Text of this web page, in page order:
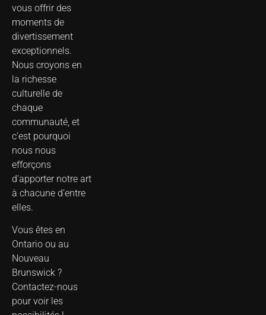
vous offrir des
moments de
divertissement
exceptionnels.
Nous croyons en
la richesse
culturelle de
chaque
communauté, et
c’est pourquoi
nous nous
efforçons
d’apporter notre art
à chacune d’entre
elles.
Vous êtes en
Ontario ou au
Nouveau
Brunswick ?
Contactez-nous
pour voir les